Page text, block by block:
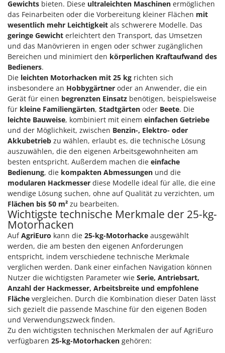
Gewichts bieten. Diese ultraleichten Maschinen ermöglichen
das Feinarbeiten oder die Vorbereitung kleiner Flächen mit
wesentlich mehr Leichtigkeit als schwerere Modelle. Das
geringe Gewicht erleichtert den Transport, das Umsetzen
und das Manövrieren in engen oder schwer zugänglichen
Bereichen und minimiert den körperlichen Kraftaufwand des
Bedieners.
Die leichten Motorhacken mit 25 kg richten sich
insbesondere an Hobbygärtner oder an Anwender, die ein
Gerät für einen begrenzten Einsatz benötigen, beispielsweise
für kleine Familiengärten, Stadtgärten oder Beete. Die
leichte Bauweise, kombiniert mit einem einfachen Getriebe
und der Möglichkeit, zwischen Benzin-, Elektro- oder
Akkubetrieb zu wählen, erlaubt es, die technische Lösung
auszuwählen, die den eigenen Arbeitsgewohnheiten am
besten entspricht. Außerdem machen die einfache
Bedienung, die kompakten Abmessungen und die
modularen Hackmesser diese Modelle ideal für alle, die eine
wendige Lösung suchen, ohne auf Qualität zu verzichten, um
Flächen bis 50 m² zu bearbeiten.
Wichtigste technische Merkmale der 25-kg-
Motorhacken
AufAgriEuro kann die 25-kg-Motorhacke ausgewählt
werden, die am besten den eigenen Anforderungen
entspricht, indem verschiedene technische Merkmale
verglichen werden. Dank einer einfachen Navigation können
Nutzer die wichtigsten Parameter wie Serie, Antriebsart,
Anzahl der Hackmesser, Arbeitsbreite und empfohlene
Fläche vergleichen. Durch die Kombination dieser Daten lässt
sich gezielt die passende Maschine für den eigenen Boden
und Verwendungszweck finden.
Zu den wichtigsten technischen Merkmalen der auf AgriEuro
verfügbaren 25-kg-Motorhacken gehören: